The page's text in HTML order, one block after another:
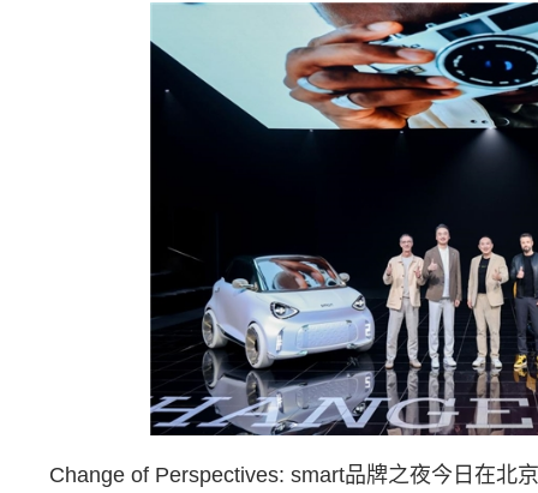
Change of Perspectives: smart品牌之夜今日在北